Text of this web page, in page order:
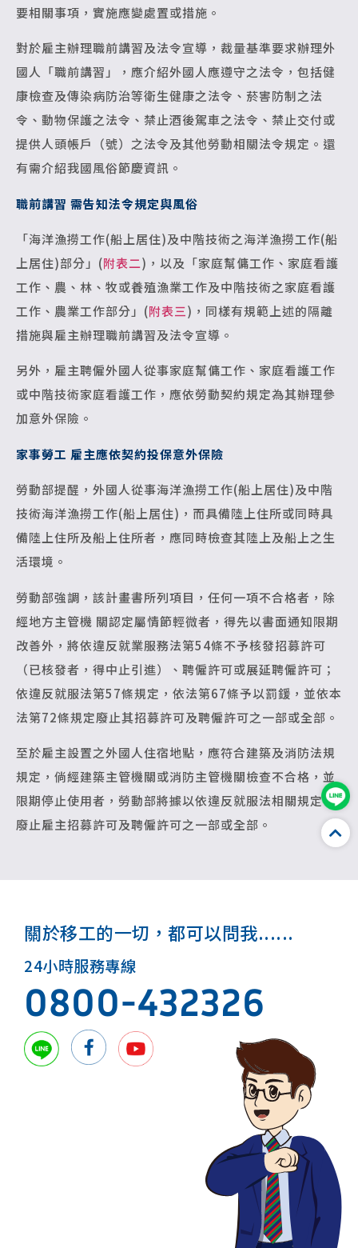
要相關事項，實施應變處置或措施。
對於雇主辦理職前講習及法令宣導，裁量基準要求辦理外
國人「職前講習」，應介紹外國人應遵守之法令，包括健
康檢查及傳染病防治等衛生健康之法令、菸害防制之法
令、動物保護之法令、禁止酒後駕車之法令、禁止交付或
提供人頭帳戶（號）之法令及其他勞動相關法令規定。還
有需介紹我國風俗節慶資訊。
職前講習 需告知法令規定與風俗
「海洋漁撈工作(船上居住)及中階技術之海洋漁撈工作(船
上居住)部分」(附表二)，以及「家庭幫傭工作、家庭看護
工作、農、林、牧或養殖漁業工作及中階技術之家庭看護
工作、農業工作部分」(附表三)，同樣有規範上述的隔離
措施與雇主辦理職前講習及法令宣導。
另外，雇主聘僱外國人從事家庭幫傭工作、家庭看護工作
或中階技術家庭看護工作，應依勞動契約規定為其辦理參
加意外保險。
家事勞工 雇主應依契約投保意外保險
勞動部提醒，外國人從事海洋漁撈工作(船上居住)及中階
技術海洋漁撈工作(船上居住)，而具備陸上住所或同時具
備陸上住所及船上住所者，應同時檢查其陸上及船上之生
活環境。
勞動部強調，該計畫書所列項目，任何一項不合格者，除
經地方主管機 關認定屬情節輕微者，得先以書面通知限期
改善外，將依違反就業服務法第54條不予核發招募許可
（已核發者，得中止引進）、聘僱許可或展延聘僱許可；
依違反就服法第57條規定，依法第67條予以罰鍰，並依本
法第72條規定廢止其招募許可及聘僱許可之一部或全部。
至於雇主設置之外國人住宿地點，應符合建築及消防法規
規定，倘經建築主管機關或消防主管機關檢查不合格，並
限期停止使用者，勞動部將據以依違反就服法相關規定，
廢止雇主招募許可及聘僱許可之一部或全部。
關於移工的一切，都可以問我......
24小時服務專線
0800-432326